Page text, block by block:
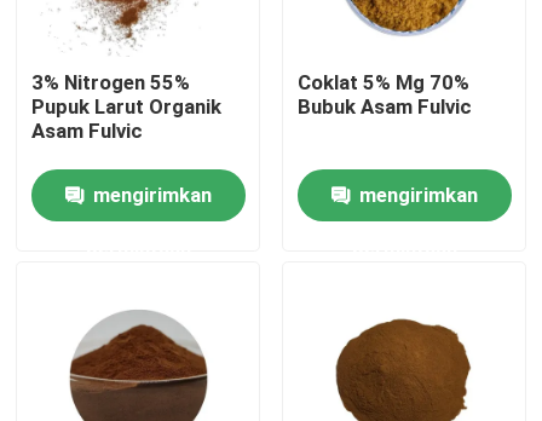
Pupuk Organik Asam Humat
Pupuk Organik Asam Amino
Pupuk Organik Nitrogen
Pupuk Serbuk Ekstrak Rumput Laut
Bubuk Asam Fulvic
3% Nitrogen 55%
Pupuk Larut Organik
Asam Fulvic
mengirimkan
Coklat 5% Mg 70%
Bubuk Asam Fulvic
mengirimkan